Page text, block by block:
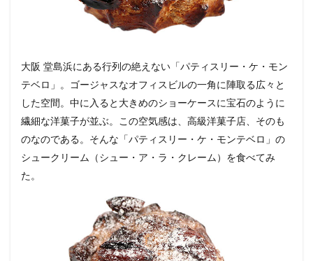
大阪 堂島浜にある行列の絶えない「パティスリー・ケ・モン
テベロ」。ゴージャスなオフィスビルの一角に陣取る広々と
した空間。中に入ると大きめのショーケースに宝石のように
繊細な洋菓子が並ぶ。この空気感は、高級洋菓子店、そのも
のなのである。そんな「パティスリー・ケ・モンテベロ」の
シュークリーム（シュー・ア・ラ・クレーム）を食べてみ
た。